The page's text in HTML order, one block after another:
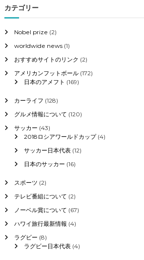
稿
ナ
ビ
ゲ
ー
シ
ョ
ン
カテゴリー
Nobel prize (2)
worldwide news(1)
おすすめサイトのリンク (2)
アメリカンフットボール(172)
日本のアメフト (169)
カーライフ (128)
グルメ情報について (120)
サッカー (43)
2018ロシアワールドカップ(4)
サッカー日本代表(12)
日本のサッカー (16)
スポーツ (2)
テレビ番組について (2)
ノーベル賞について (67)
ハワイ旅行最新情報 (4)
ラグビー (8)
ラグビー日本代表(4)